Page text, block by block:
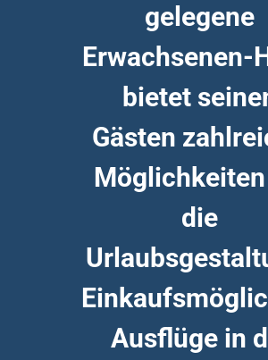
gelegene
Erwachsenen-
bietet
Gästen
die
Ausflüge in